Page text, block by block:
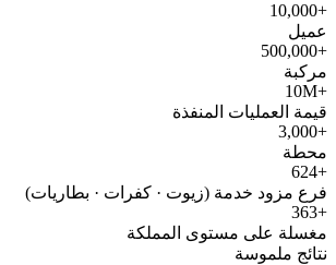
+10,000
عميل
+500,000
مركبة
+10M
قيمة العمليات المنفذة
+3,000
محطة
+624
فرع مزود خدمة (زيوت · كفرات · بطاريات)
+363
مغسلة على مستوى المملكة
نتائج ملموسة